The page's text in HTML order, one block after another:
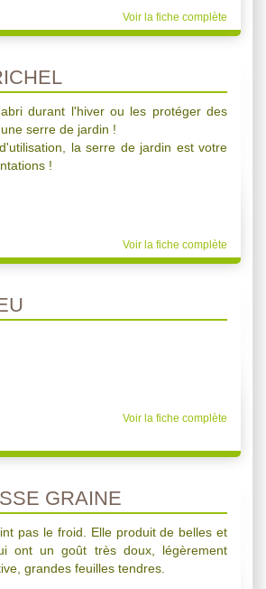
Voir la fiche complète
durant l'hiver ou les protéger des
serre de jardin !
la serre de jardin est votre
!
Voir la fiche complète
Voir la fiche complète
GRAINE
pas le froid. Elle produit de belles et
ont un goût très doux, légèrement
grandes feuilles tendres.